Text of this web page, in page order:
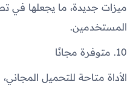
ميزات جديدة، ما يجعلها في
المستخدمين.
10. متوفرة مجانًا
الأداة متاحة للتحميل